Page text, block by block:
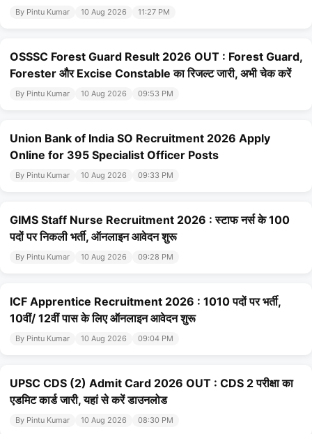
By Pintu Kumar 10 Aug 2026 11:27 PM
OSSSC Forest Guard Result 2026 OUT : Forest Guard,
Forester और Excise Constable का रिजल्ट जारी, अभी चेक करें
By Pintu Kumar 10 Aug 2026 09:53 PM
Union Bank of India SO Recruitment 2026 Apply
Online for 395 Specialist Officer Posts
By Pintu Kumar 10 Aug 2026 09:33 PM
GIMS Staff Nurse Recruitment 2026 : स्टाफ नर्स के 100
पदों पर निकली भर्ती, ऑनलाइन आवेदन शुरू
By Pintu Kumar 10 Aug 2026 09:28 PM
ICF Apprentice Recruitment 2026 : 1010 पदों पर भर्ती,
10वीं/ 12वीं पास के लिए ऑनलाइन आवेदन शुरू
By Pintu Kumar 10 Aug 2026 09:04 PM
UPSC CDS (2) Admit Card 2026 OUT : CDS 2 परीक्षा का
एडमिट कार्ड जारी, यहां से करें डाउनलोड
By Pintu Kumar 10 Aug 2026 08:30 PM